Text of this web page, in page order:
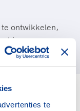
te
ontwikkelen,
in